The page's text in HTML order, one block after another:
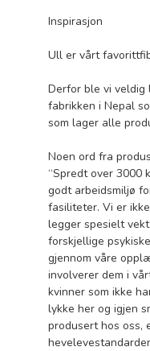
Inspirasjon
Ull er vårt
Derfor ble vi veldig
fabrikken i Nepal
som lager alle
Noen ord fra
“Spredt over 3000
godt arbeidsmiljø
fasiliteter. Vi er
legger spesielt
forskjellige
gjennom våre
involverer dem i
kvinner som ikke
lykke her og igjen
produsert hos oss,